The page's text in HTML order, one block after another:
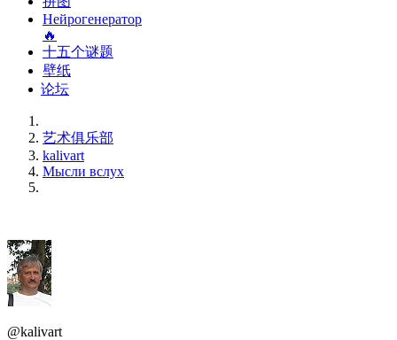
Нейрогенератор
🔥
十五个谜题
壁纸
论坛
艺术俱乐部
kalivart
Мысли вслух
@kalivart